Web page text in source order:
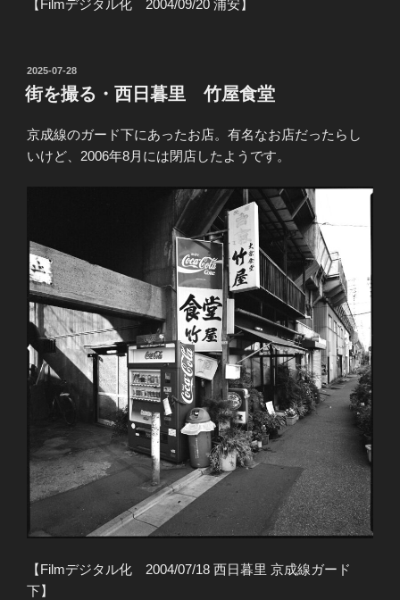
【Filmデジタル化 2004/09/20 浦安】
投
稿
日:
2025-07-28
街を撮る・西日暮里 竹屋食堂
京成線のガード下にあったお店。有名なお店だったらし
いけど、2006年8月には閉店したようです。
【Filmデジタル化 2004/07/18 西日暮里 京成線ガード
下】